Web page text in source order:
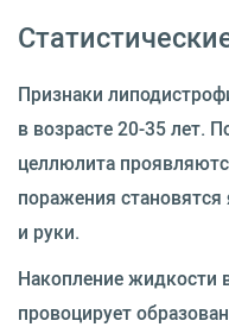
Признаки
в возрасте 20-35 лет.
целлюлита
поражения
и руки.
Накопление жидкости
провоцирует